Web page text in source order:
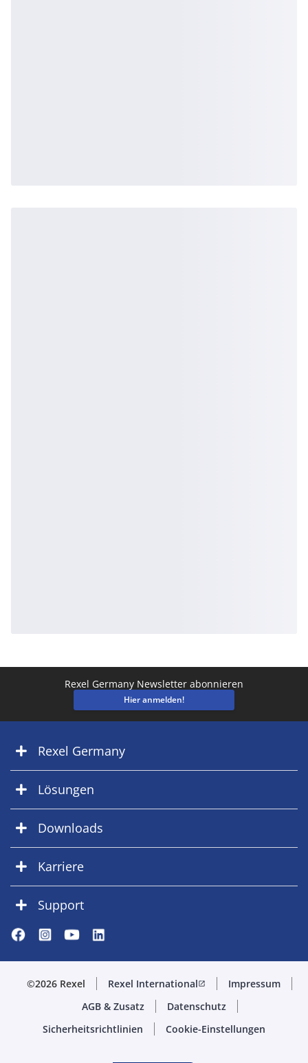
Rexel Germany Newsletter abonnieren
Hier anmelden!
Rexel Germany
Lösungen
Downloads
Karriere
Support
©2026 Rexel Rexel Internationalopen_in_new
Impressum
AGB & Zusatz
Datenschutz
Sicherheitsrichtlinien
Cookie-Einstellungen